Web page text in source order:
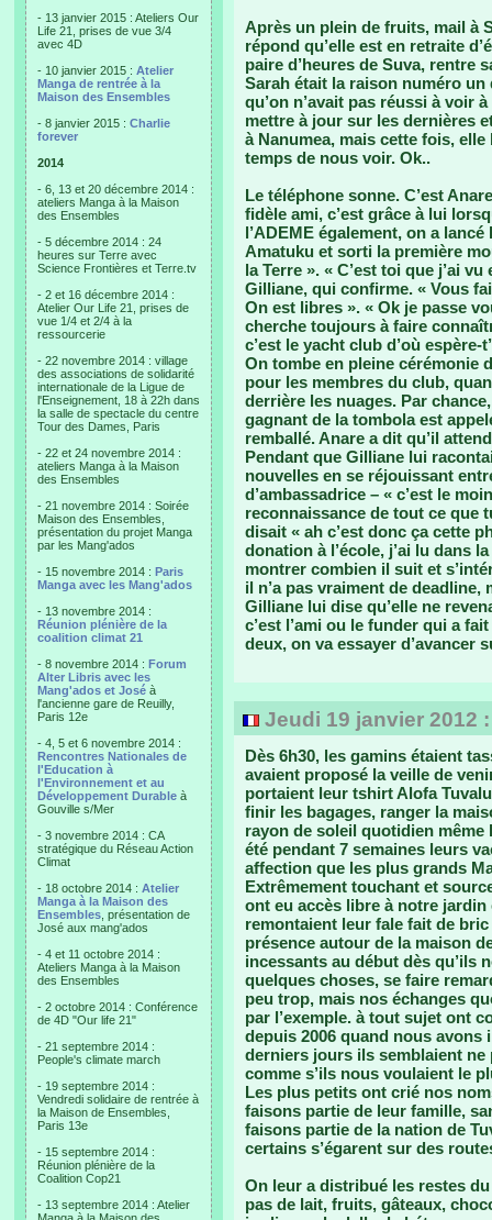
- 13 janvier 2015 : Ateliers Our
Life 21, prises de vue 3/4
avec 4D
- 10 janvier 2015 : Atelier
Manga de rentrée à la
Maison des Ensembles
- 8 janvier 2015 : Charlie
forever
2014
- 6, 13 et 20 décembre 2014 :
ateliers Manga à la Maison
des Ensembles
- 5 décembre 2014 : 24
heures sur Terre avec
Science Frontières et Terre.tv
- 2 et 16 décembre 2014 :
Atelier Our Life 21, prises de
vue 1/4 et 2/4 à la
ressourcerie
- 22 novembre 2014 : village
des associations de solidarité
internationale de la Ligue de
l'Enseignement, 18 à 22h dans
la salle de spectacle du centre
Tour des Dames, Paris
- 22 et 24 novembre 2014 :
ateliers Manga à la Maison
des Ensembles
- 21 novembre 2014 : Soirée
Maison des Ensembles,
présentation du projet Manga
par les Mang'ados
- 15 novembre 2014 : Paris
Manga avec les Mang'ados
- 13 novembre 2014 :
Réunion plénière de la
coalition climat 21
- 8 novembre 2014 : Forum
Alter Libris avec les
Mang'ados et José à
l'ancienne gare de Reuilly,
Paris 12e
- 4, 5 et 6 novembre 2014 :
Rencontres Nationales de
l'Education à
l'Environnement et au
Développement Durable à
Gouville s/Mer
- 3 novembre 2014 : CA
stratégique du Réseau Action
Climat
- 18 octobre 2014 : Atelier
Manga à la Maison des
Ensembles , présentation de
José aux mang'ados
- 4 et 11 octobre 2014 :
Ateliers Manga à la Maison
des Ensembles
- 2 octobre 2014 : Conférence
de 4D "Our life 21"
- 21 septembre 2014 :
People's climate march
- 19 septembre 2014 :
Vendredi solidaire de rentrée à
la Maison de Ensembles,
Paris 13e
- 15 septembre 2014 :
Réunion plénière de la
Coalition Cop21
- 13 septembre 2014 : Atelier
Après un plein de fruits, mail à
répond qu’elle est en retraite
paire d’heures de Suva, rentre
Sarah était la raison numéro
qu’on n’avait pas réussi à voir
mettre à jour sur les dernières
à Nanumea, mais cette fois,
temps de nous voir. Ok..
Le téléphone sonne. C’est
fidèle ami, c’est grâce à lui
l’ADEME également, on a
Amatuku et sorti la première
la Terre ». « C’est toi que j’ai
Gilliane, qui confirme. « Vous
On est libres ». « Ok je passe
cherche toujours à faire
c’est le yacht club d’où
On tombe en pleine cérémonie
pour les membres du club,
derrière les nuages. Par
gagnant de la tombola est
remballé. Anare a dit qu’il
Pendant que Gilliane lui
nouvelles en se réjouissant
d’ambassadrice – « c’est le
reconnaissance de tout ce que
disait « ah c’est donc ça cette
donation à l’école, j’ai lu dans
montrer combien il suit et
il n’a pas vraiment de deadline,
Gilliane lui dise qu’elle ne
c’est l’ami ou le funder qui a
deux, on va essayer d’avancer
Jeudi 19 janvier 2012
Dès 6h30, les gamins étaient
avaient proposé la veille de
portaient leur tshirt Alofa
finir les bagages, ranger la
rayon de soleil quotidien même
été pendant 7 semaines leurs
affection que les plus grands
Extrêmement touchant et
ont eu accès libre à notre
remontaient leur fale fait de
présence autour de la maison
incessants au début dès qu’ils
quelques choses, se faire
peu trop, mais nos échanges
par l’exemple. à tout sujet ont
depuis 2006 quand nous avons
derniers jours ils semblaient
comme s’ils nous voulaient le
Les plus petits ont crié nos
faisons partie de leur famille,
faisons partie de la nation de
certains s’égarent sur des
On leur a distribué les restes
pas de lait, fruits, gâteaux,